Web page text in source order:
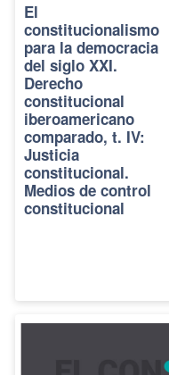
El
constitucionalismo
para la democracia
del siglo XXI.
Derecho
constitucional
iberoamericano
comparado, t. IV:
Justicia
constitucional.
Medios de control
constitucional